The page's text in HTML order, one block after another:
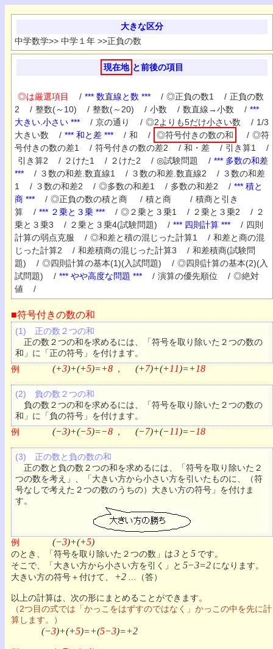
大きな区分
中学数学>> 中学１年 >>正負の数
現在地 と前後の項目
◎は厳選項目 / *** 数直線と数 *** / ◎正負の数1 / 正負の数
2
/ 整数(～10) / 整数(～20) / 小数 / 数直線→小数 / ***
大きい.小さい ***
/ 京の通り / ◎2よりも5だけ小さい数 / 1/3
大きい数
/ *** 和と差 *** / 和 / ◎符号付きの数の和 / ◎符
号付きの数の差1
/ 符号付きの数の差2 / 和・差 / 引き算1
/
引き算2
/ ２けた1 / ２けた2 / ◎試験問題 / *** 多数の和差
***
/ ３数の和差.数直線1 / ３数の和差.数直線2 / ３数の和差
1
/ ３数の和差2 / ◎多数の和差1 / 多数の和差2 / *** 積と
商 ***
/ ◎正負の数の積と商 / 積と商 / 積商と引き
算
/ *** ２乗と３乗 *** / ◎２乗と３乗1 / ２乗と３乗2 / ２
乗と３乗3
/ ２乗と３乗4(試験問題) / *** 四則計算 *** / 四則
計算の弱点克服
/ ◎和差と積の混じった計算1 / 和差と商の混
じった計算2
/ 和差積商の混じった計算3 / 和差積商(試験問
題)
/ ◎四則計算の基本(1)(入試問題) / ◎四則計算の基本(2)(入
試問題)
/ *** やや高度な問題 *** / 演算の優先順位 / ◎絶対
値
/
■符号付きの数の和
(1) 正の数２つの和
正の数２つの和を求めるには、「符号を取り除いた２つの数の
和」に「正の符号」を付けます。
例
(+3)+(+5)=+8 ， (+7)+(+11)=+18
(2) 負の数２つの和
負の数２つの和を求めるには、「符号を取り除いた２つの数の
和」に「負の符号」を付けます。
例
(−3)+(−5)=−8 ， (−7)+(−11)=−18
(3) 正の数と負の数の和
正の数と負の数２つの和を求めるには、「符号を取り除いた２
つの数を考え」、「大きい方から小さい方を引いたものに、（符
号なしで考えた２つの数のうちの）大きい方の符号」を付けま
す。
例 (−3)+(+5)
のとき、「符号を取り除いた２つの数」は3 と 5 です。
そこで、「大きい方から小さい方を引く」と 5−3=2 になります。
大きい方の符号＋付けて、
+2 …（答）
以上の計算は、次の形にまとめることができます。
（2つ目の式では「かっこをはずすのではなく」かっこの中を先に計
算します。）
(−3)+(+5)=+(5−3)=+2